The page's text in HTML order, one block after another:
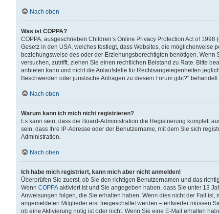
Nach oben
Was ist COPPA?
COPPA, ausgeschrieben Children’s Online Privacy Protection Act of
Gesetz in den USA, welches festlegt, dass Websites, die
beziehungsweise des oder der Erziehungsberechtigten benötigen.
versuchen, zutrifft, ziehen Sie einen rechtlichen Beistand zu Rate. Bitte
anbieten kann und nicht die Anlaufstelle für Rechtsangelegenheiten
Beschwerden oder juristische Anfragen zu diesem Forum gibt?“
Nach oben
Warum kann ich mich nicht registrieren?
Es kann sein, dass die Board-Administration die Registrierung komplett
sein, dass Ihre IP-Adresse oder der Benutzername, mit dem Sie sich
Administration.
Nach oben
Ich habe mich registriert, kann mich aber nicht anmelden!
Überprüfen Sie zuerst, ob Sie den richtigen Benutzernamen und das
Wenn COPPA aktiviert ist und Sie angegeben haben, dass Sie unter 13
Anweisungen folgen, die Sie erhalten haben. Wenn dies nicht der Fall
angemeldeten Mitglieder erst freigeschaltet werden – entweder müssen
ob eine Aktivierung nötig ist oder nicht. Wenn Sie eine E-Mail erhalten